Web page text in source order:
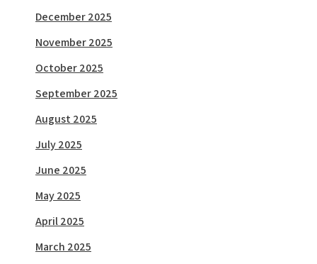
December 2025
November 2025
October 2025
September 2025
August 2025
July 2025
June 2025
May 2025
April 2025
March 2025